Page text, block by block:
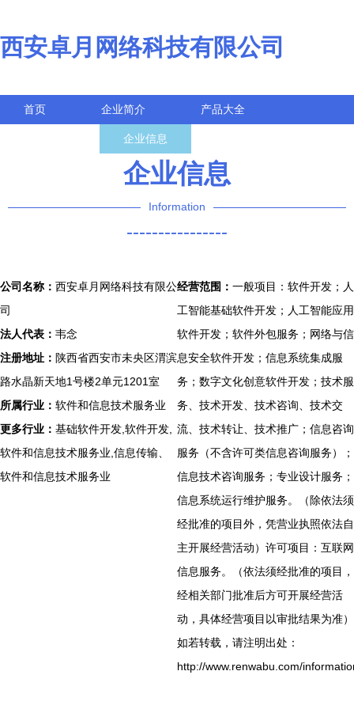
西安卓月网络科技有限公司
首页 企业简介 产品大全
企业信息
企业信息
Information
----------------
公司名称： 西安卓月网络科技有限公
司
法人代表： 韦念
注册地址： 陕西省西安市未央区渭滨
路水晶新天地1号楼2单元1201室
所属行业： 软件和信息技术服务业
更多行业： 基础软件开发,软件开发,
软件和信息技术服务业,信息传输、
软件和信息技术服务业
经营范围： 一般项目：软件开发；人
工智能基础软件开发；人工智能应用
软件开发；软件外包服务；网络与信
息安全软件开发；信息系统集成服
务；数字文化创意软件开发；技术服
务、技术开发、技术咨询、技术交
流、技术转让、技术推广；信息咨询
服务（不含许可类信息咨询服务）；
信息技术咨询服务；专业设计服务；
信息系统运行维护服务。（除依法须
经批准的项目外，凭营业执照依法自
主开展经营活动）许可项目：互联网
信息服务。（依法须经批准的项目，
经相关部门批准后方可开展经营活
动，具体经营项目以审批结果为准）
如若转载，请注明出处：
http://www.renwabu.com/